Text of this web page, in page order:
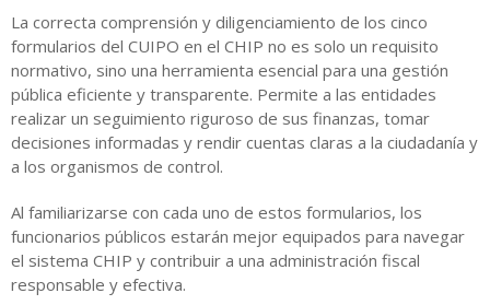
La correcta comprensión y diligenciamiento de los cinco
formularios del CUIPO en el CHIP no es solo un requisito
normativo, sino una herramienta esencial para una gestión
pública eficiente y transparente. Permite a las entidades
realizar un seguimiento riguroso de sus finanzas, tomar
decisiones informadas y rendir cuentas claras a la ciudadanía y
a los organismos de control.
Al familiarizarse con cada uno de estos formularios, los
funcionarios públicos estarán mejor equipados para navegar
el sistema CHIP y contribuir a una administración fiscal
responsable y efectiva.